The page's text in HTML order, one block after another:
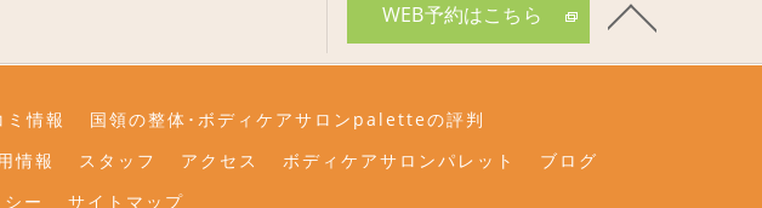
WEB予約はこちら
情報
国領の整体･ボディケアサロンpaletteの評判
情報 スタッフ アクセス ボディケアサロンパレット
ブログ
ー サイトマップ